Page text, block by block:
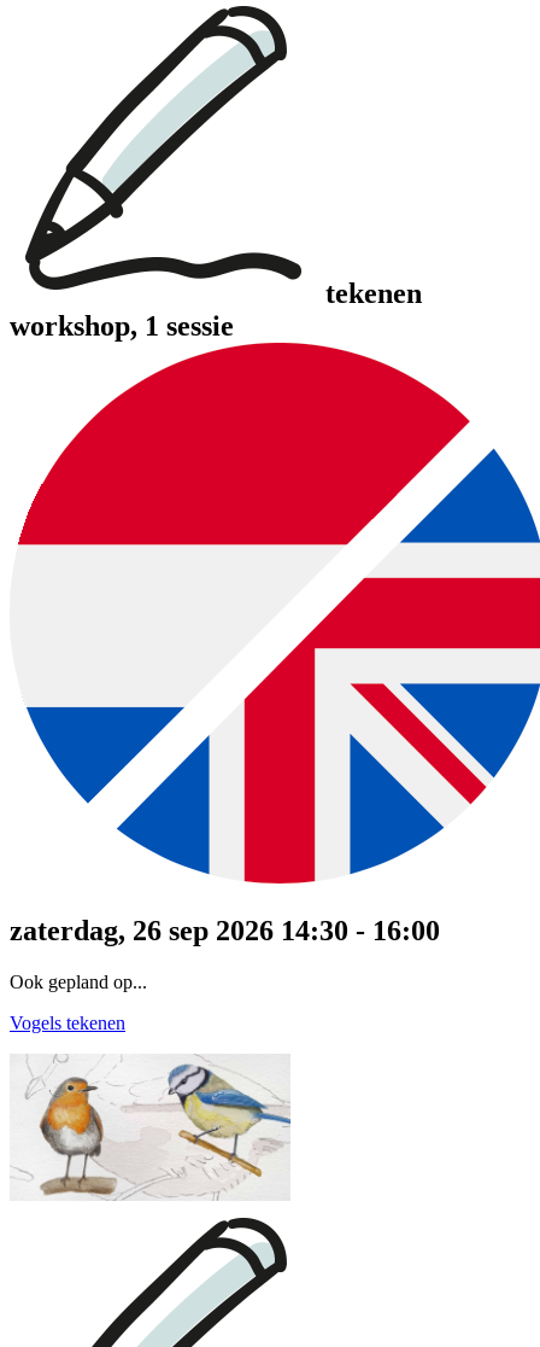
tekenen
workshop, 1 sessie
zaterdag, 26 sep 2026 14:30 - 16:00
Ook gepland op...
Vogels tekenen